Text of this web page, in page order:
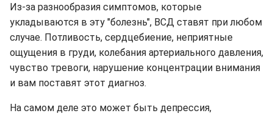
Из-за разнообразия симптомов, которые
укладываются в эту "болезнь", ВСД ставят при любом
случае. Потливость, сердцебиение, неприятные
ощущения в груди, колебания артериального давления,
чувство тревоги, нарушение концентрации внимания
и вам поставят этот диагноз.
На самом деле это может быть депрессия,